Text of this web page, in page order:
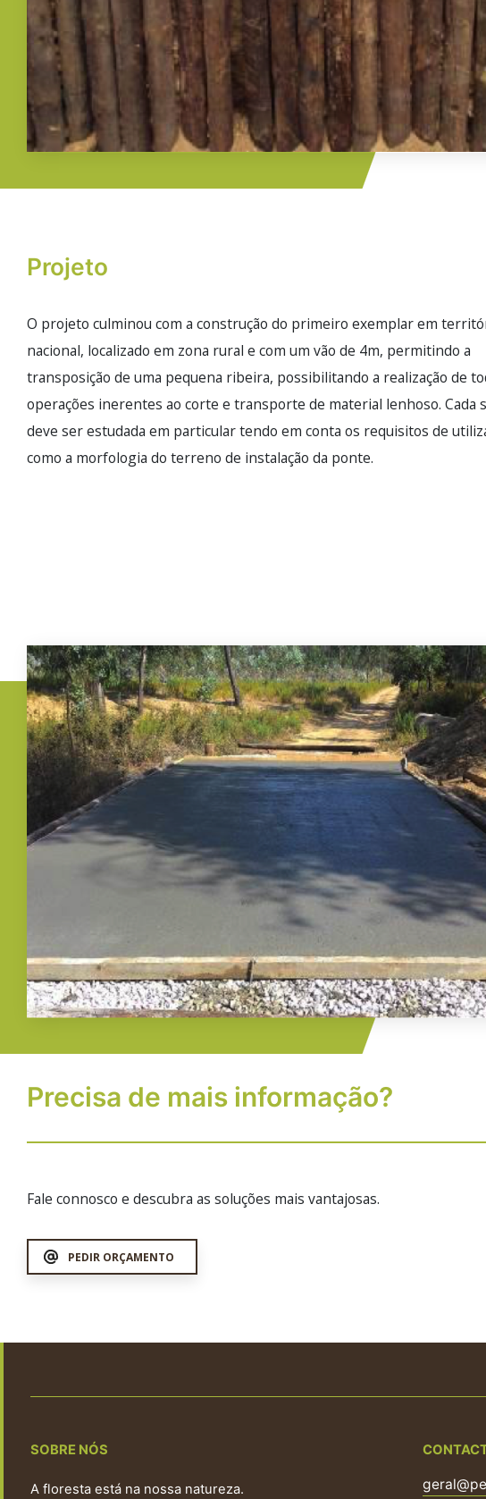
Projeto
O projeto culminou com a construção do primeiro exemplar em
nacional, localizado em zona rural e com um vão de 4m, permitindo a
transposição de uma pequena ribeira, possibilitando a realização de
operações inerentes ao corte e transporte de material lenhoso. Cada
deve ser estudada em particular tendo em conta os requisitos de
como a morfologia do terreno de instalação da ponte.
Imagem
Precisa de mais informação?
Fale connosco e descubra as soluções mais vantajosas.
PEDIR ORÇAMENTO
SOBRE NÓS
A floresta está na nossa natureza.